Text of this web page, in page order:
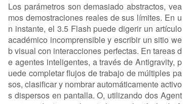
Los parámetros son demasiado abstractos, vea
mos demostraciones reales de sus límites. En u
n instante, el 3.5 Flash puede digerir un artículo
académico incomprensible y escribir un sitio we
b visual con interacciones perfectas. En tareas d
e agentes inteligentes, a través de Antigravity, p
uede completar flujos de trabajo de múltiples pa
sos, clasificar y nombrar automáticamente activo
s dispersos en pantalla. O, utilizando dos Agent